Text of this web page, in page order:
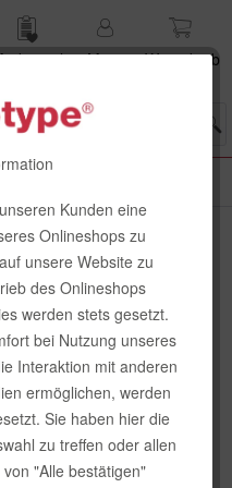
Mein
Waren­korb
Kunden eine
Onlineshops zu
unsere Website zu
des Onlineshops
werden stets gesetzt.
bei Nutzung unseres
Interaktion mit anderen
ermöglichen, werden
Sie haben hier die
zu treffen oder allen
"Alle bestätigen"